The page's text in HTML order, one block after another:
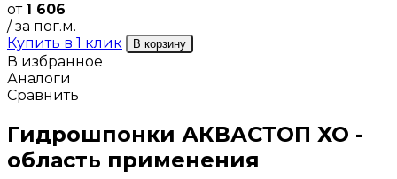
от 1 606
/ за пог.м.
Купить в 1 клик
В корзину
В избранное
Аналоги
Сравнить
Гидрошпонки АКВАСТОП ХО -
область применения